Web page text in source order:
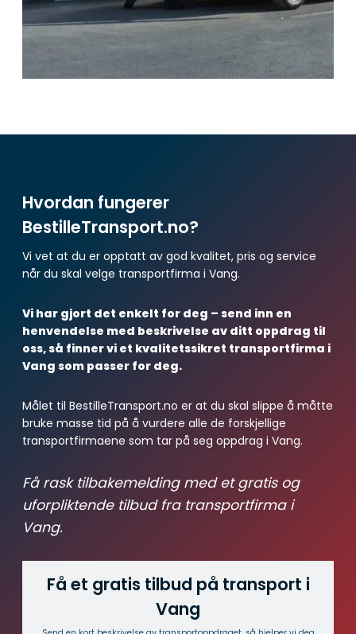
Hvordan fungerer
BestilleTransport.no?
Vi vet at du er opptatt av god kvalitet, pris og service
når du skal velge transportfirma i Vang.
Vi har gjort det enkelt for deg – send inn en
henvendelse med beskrivelse av ditt oppdrag til
oss, så finner vi et kvalitetssikret transportfirma i
Vang som passer for deg.
Målet til BestilleTransport.no er at du skal slippe å måtte
bruke masse tid på å vurdere alle de forskjellige
transportfirmaene som tar på seg oppdrag i Vang.
Få rask tilbakemelding med et gratis og
uforpliktende tilbud fra transportfirma i
Vang.
Få et gratis tilbud på transport i
Vang